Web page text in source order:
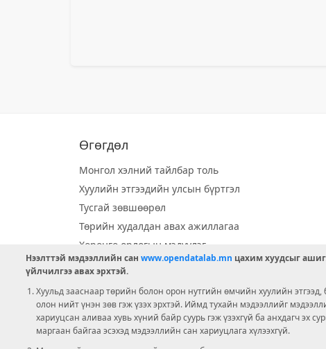
Өгөгдөл
Монгол хэлний тайлбар толь
Хуулийн этгээдийн улсын бүртгэл
Тусгай зөвшөөрөл
Төрийн худалдан авах ажиллагаа
Хөрөнгө орлогын мэдүүлэг
Орон нутгийн хөгжлийн сан
Ээлжит сонгууль
Ашигт малтмал тусгай зөвшөөрөл
Нээлттэй мэдээллийн сан www.opendatalab.mn цахим хуудсыг
үйлчилгээ авах эрхтэй.
Хуульд зааснаар төрийн болон орон нутгийн өмчийн хуулийн
олон нийт үнэн зөв гэж үзэх эрхтэй. Иймд тухайн мэдээллийг
хариуцсан аливаа хувь хүний байр суурь гэж үзэхгүй ба анхдагч эх
маргаан байгаа эсэхэд мэдээллийн сан хариуцлага хүлээхгүй.